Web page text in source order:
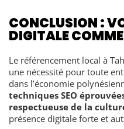
CONCLUSION :
DIGITALE
Le référencement local à
une nécessité pour toute
dans l’économie
techniques SEO
respectueuse de la
présence digitale forte et